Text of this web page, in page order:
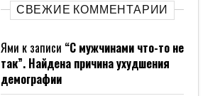
СВЕЖИЕ КОММЕНТАРИИ
Ями к записи “С мужчинами что-то не
так”. Найдена причина ухудшения
демографии